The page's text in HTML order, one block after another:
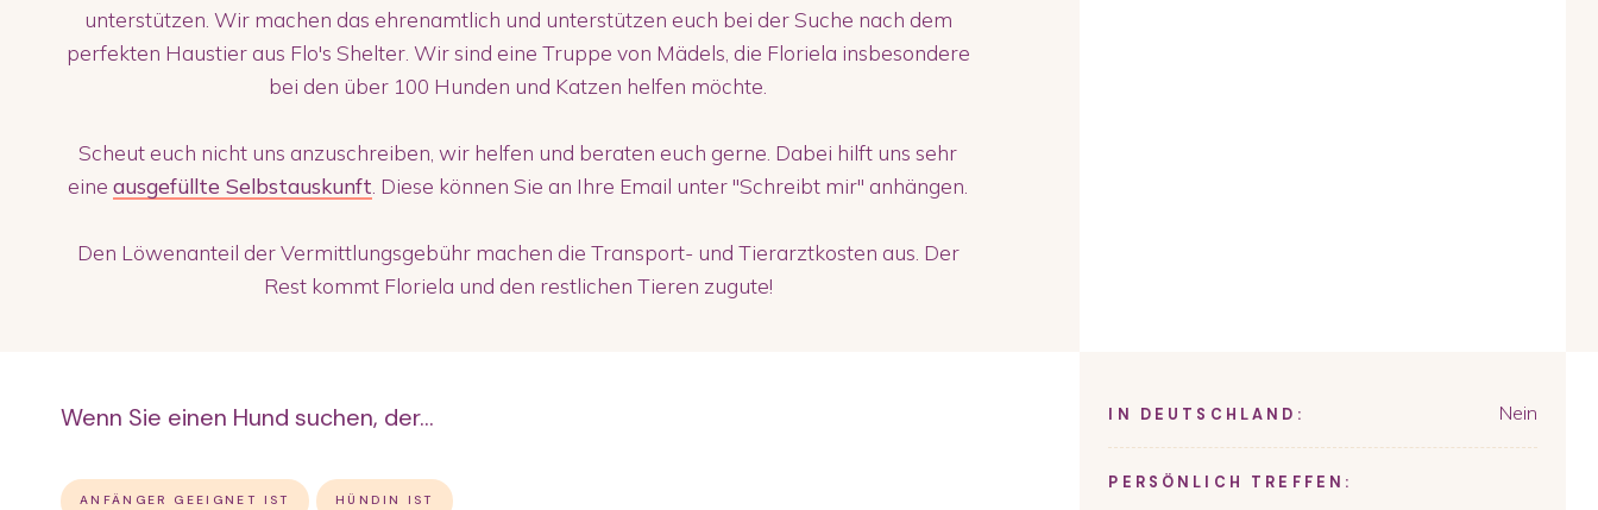
unterstützen. Wir machen das ehrenamtlich und unterstützen euch bei der Suche nach dem
perfekten Haustier aus Flo's Shelter. Wir sind eine Truppe von Mädels, die Floriela insbesondere
bei den über 100 Hunden und Katzen helfen möchte.
Scheut euch nicht uns anzuschreiben, wir helfen und beraten euch gerne. Dabei hilft uns sehr
eineausgefüllte Selbstauskunft . Diese können Sie an Ihre Email unter "Schreibt mir" anhängen.
Den Löwenanteil der Vermittlungsgebühr machen die Transport- und Tierarztkosten aus. Der
Rest kommt Floriela und den restlichen Tieren zugute!
Wenn Sie einen Hund suchen, der...
ANFÄNGER GEEIGNET IST HÜNDIN IST
IN DEUTSCHLAND: Nein
PERSÖNLICH TREFFEN: